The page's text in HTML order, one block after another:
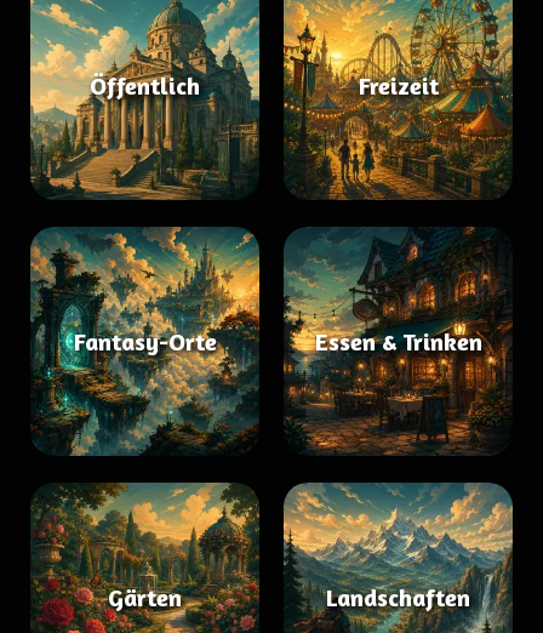
Öffentlich Freizeit
Fantasy-Orte Essen & Trinken
Gärten Landschaften